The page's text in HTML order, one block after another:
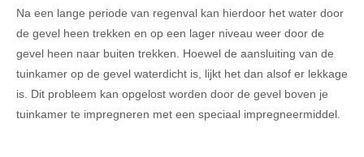
Na een lange periode van regenval kan hierdoor het water door
de gevel heen trekken en op een lager niveau weer door de
gevel heen naar buiten trekken. Hoewel de aansluiting van de
tuinkamer op de gevel waterdicht is, lijkt het dan alsof er lekkage
is. Dit probleem kan opgelost worden door de gevel boven je
tuinkamer te impregneren met een speciaal impregneermiddel.